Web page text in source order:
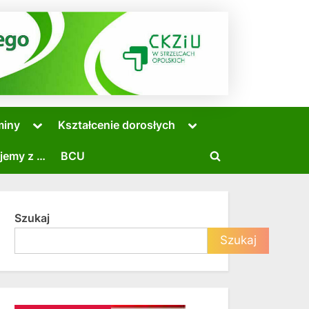
sub-
ToggleKształcenie dorosłych
Toggle
z … BCU
Toggle
Szukaj
Szukaj